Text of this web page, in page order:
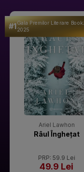
#1Gala Premilor Literare
2025
Ariel Lawhon
Râul Înghețat
PRP: 59.9 Lei
49.9 Lei